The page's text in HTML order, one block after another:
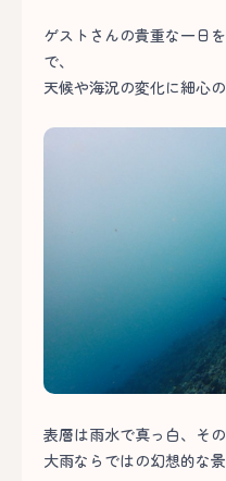
ゲストさんの貴重な一日
で、
天候や海況の変化に細心
表層は雨水で真っ白、そ
大雨ならではの幻想的な